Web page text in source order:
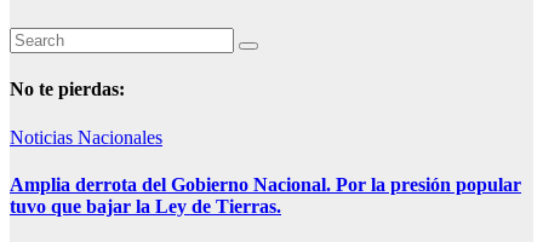
No te pierdas:
Noticias Nacionales
Amplia derrota del Gobierno Nacional. Por la presión popular
tuvo que bajar la Ley de Tierras.